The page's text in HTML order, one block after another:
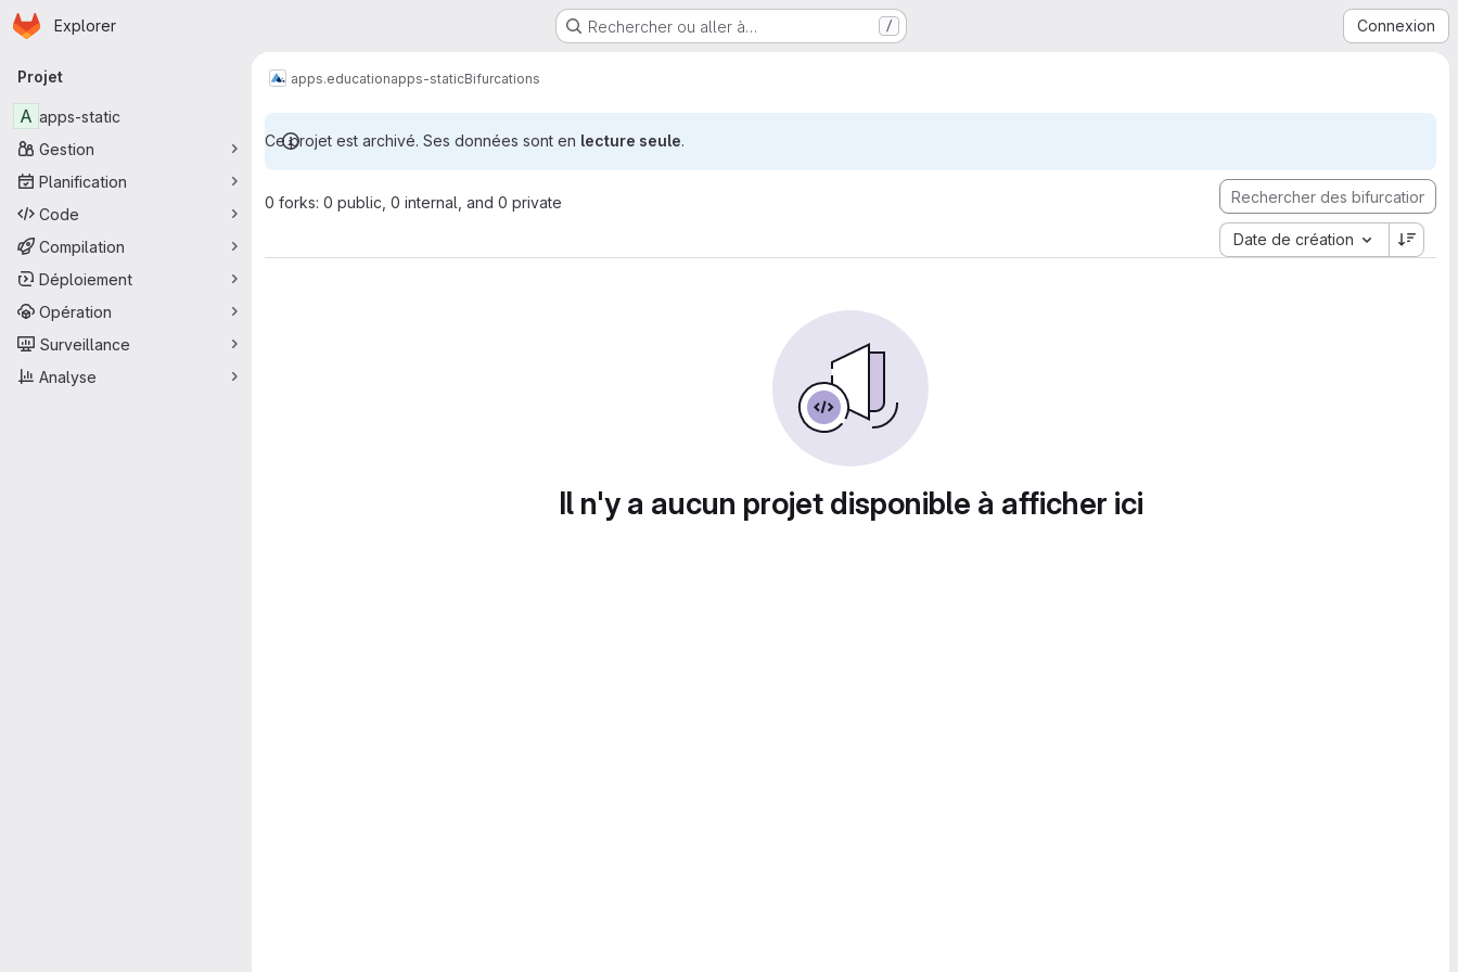
Passer au contenu principal
Page d'accueil
Explorer Rechercher ou aller à… / Connexion
Navigation principale
Projet
A apps-static
Gestion
Planification
Code
Compilation
Déploiement
Opération
Surveillance
Analyse
apps.educationapps-staticBifurcations
Ce projet est archivé. Ses données sont en lecture seule.
0 forks: 0 public, 0 internal, and 0 private
Date de création
Il n'y a aucun projet disponible à afficher ici